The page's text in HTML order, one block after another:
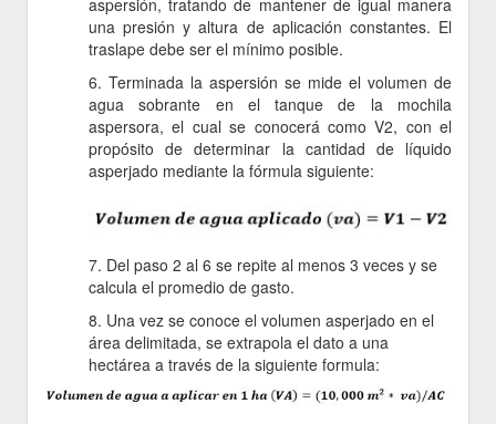
aspersión, tratando de mantener de igual manera
una presión y altura de aplicación constantes. El
traslape debe ser el mínimo posible.
6. Terminada la aspersión se mide el volumen de
agua sobrante en el tanque de la mochila
aspersora, el cual se conocerá como V2, con el
propósito de determinar la cantidad de líquido
asperjado mediante la fórmula siguiente:
7. Del paso 2 al 6 se repite al menos 3 veces y se
calcula el promedio de gasto.
8. Una vez se conoce el volumen asperjado en el
área delimitada, se extrapola el dato a una
hectárea a través de la siguiente formula: